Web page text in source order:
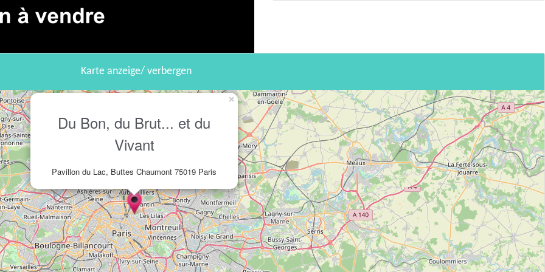
Karte anzeige/ verbergen
Du Bon, du Brut... et du
Vivant
Pavillon du Lac, Buttes Chaumont 75019 Paris
×